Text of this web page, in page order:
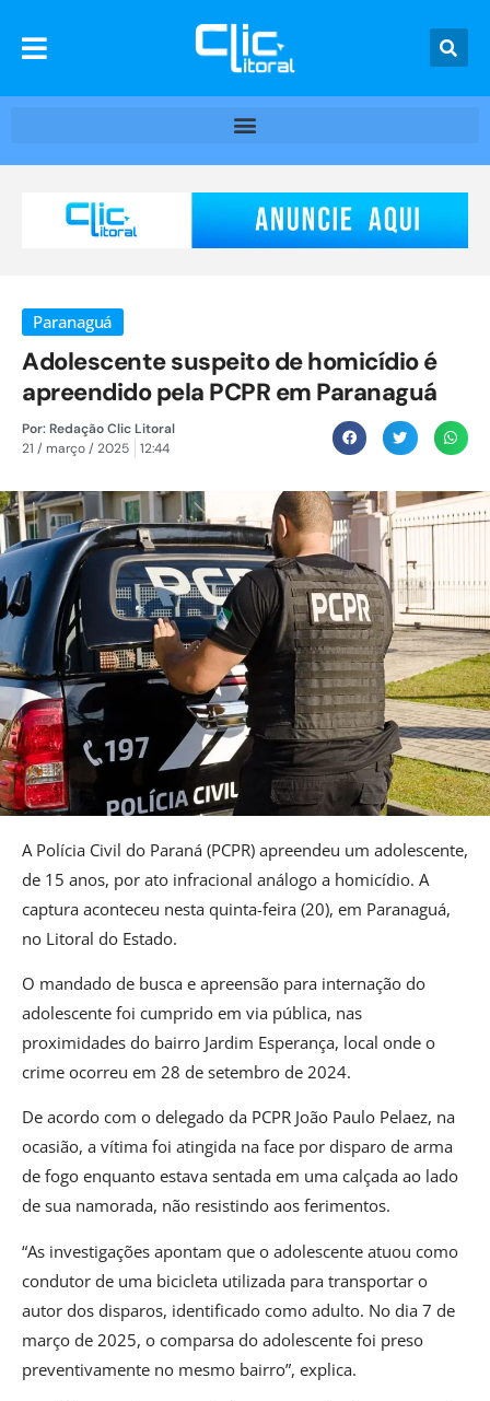
Paranaguá
Adolescente suspeito de homicídio é
apreendido pela PCPR em Paranaguá
Por:Redação Clic Litoral
21 / março / 2025
12:44
A Polícia Civil do Paraná (PCPR) apreendeu um adolescente,
de 15 anos, por ato infracional análogo a homicídio. A
captura aconteceu nesta quinta-feira (20), em Paranaguá,
no Litoral do Estado.
O mandado de busca e apreensão para internação do
adolescente foi cumprido em via pública, nas
proximidades do bairro Jardim Esperança, local onde o
crime ocorreu em 28 de setembro de 2024.
De acordo com o delegado da PCPR João Paulo Pelaez, na
ocasião, a vítima foi atingida na face por disparo de arma
de fogo enquanto estava sentada em uma calçada ao lado
de sua namorada, não resistindo aos ferimentos.
“As investigações apontam que o adolescente atuou como
condutor de uma bicicleta utilizada para transportar o
autor dos disparos, identificado como adulto. No dia 7 de
março de 2025, o comparsa do adolescente foi preso
preventivamente no mesmo bairro”, explica.